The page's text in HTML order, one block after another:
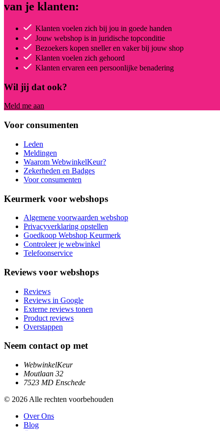
van je klanten:
Klanten voelen zich bij jou in goede handen
Jouw webshop is in juridische topconditie
Bezoekers kopen sneller en vaker bij jouw shop
Klanten voelen zich gehoord
Klanten ervaren een persoonlijke benadering
Wil jij dat ook?
Meld me aan
Voor consumenten
Leden
Meldingen
Waarom WebwinkelKeur?
Zekerheden en Badges
Voor consumenten
Keurmerk voor webshops
Algemene voorwaarden webshop
Privacyverklaring opstellen
Goedkoop Webshop Keurmerk
Controleer je webwinkel
Telefoonservice
Reviews voor webshops
Reviews
Reviews in Google
Externe reviews tonen
Product reviews
Overstappen
Neem contact op met
WebwinkelKeur
Moutlaan 32
7523 MD Enschede
© 2026 Alle rechten voorbehouden
Over Ons
Blog